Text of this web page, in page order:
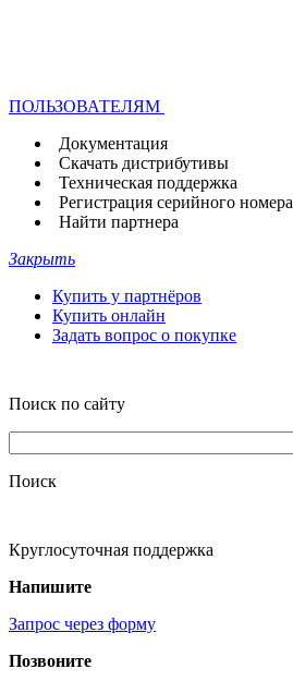
ПОЛЬЗОВАТЕЛЯМ
Документация
Скачать дистрибутивы
Техническая поддержка
Регистрация серийного номера
Найти партнера
Закрыть
Купить у партнёров
Купить онлайн
Задать вопрос о покупке
Поиск по сайту
Поиск
Круглосуточная поддержка
Напишите
Запрос через форму
Позвоните